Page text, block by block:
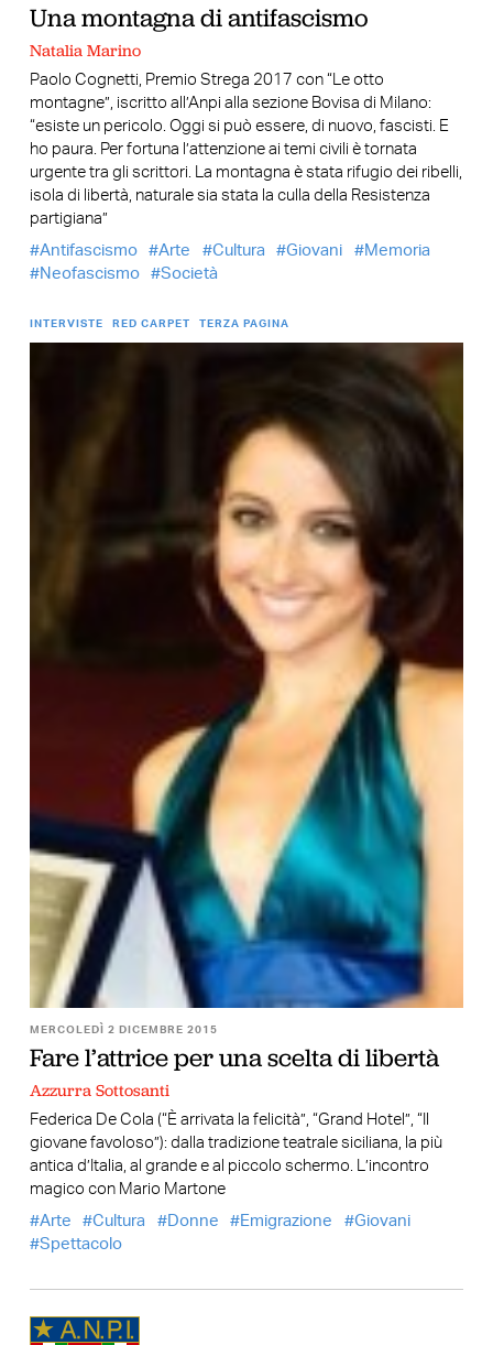
Una montagna di antifascismo
Natalia Marino
Paolo Cognetti, Premio Strega 2017 con “Le otto
montagne”, iscritto all’Anpi alla sezione Bovisa di Milano:
“esiste un pericolo. Oggi si può essere, di nuovo, fascisti. E
ho paura. Per fortuna l’attenzione ai temi civili è tornata
urgente tra gli scrittori. La montagna è stata rifugio dei ribelli,
isola di libertà, naturale sia stata la culla della Resistenza
partigiana”
Antifascismo
Arte Cultura Giovani
Memoria
Neofascismo
Società
INTERVISTE RED CARPET TERZA PAGINA
MERCOLEDÌ 2 DICEMBRE 2015
Fare l’attrice per una scelta di libertà
Azzurra Sottosanti
Federica De Cola (“È arrivata la felicità”, “Grand Hotel”, “Il
giovane favoloso”): dalla tradizione teatrale siciliana, la più
antica d’Italia, al grande e al piccolo schermo. L’incontro
magico con Mario Martone
Arte
Cultura Donne Emigrazione
Giovani
Spettacolo